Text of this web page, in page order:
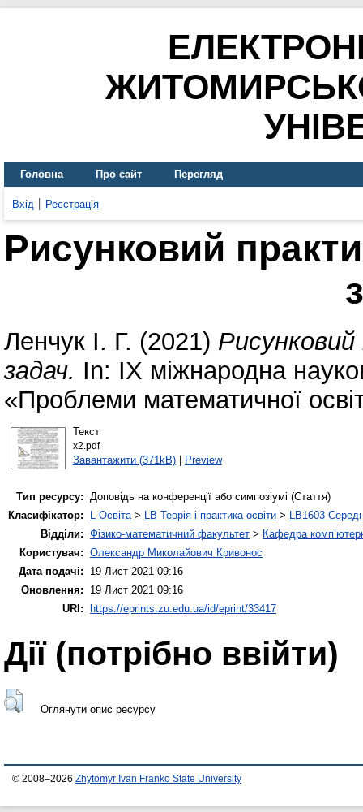
Головна Про сайт Перегляд
Вхід Реєстрація
Рисунковий
Ленчук І. Г. (2021)
задач. In: IX міжнародна
«Проблеми математичної
Текст
х2.pdf
Завантажити (371kB)| Preview
Тип ресурсу: Доповідь на конференції або симпозіумі (Стаття)
Класифікатор:
L Освіта> LB Теорія і практика освіти > LB1603
Відділи: Фізико-математичний факультет > Кафедра
Користувач: Олександр Миколайович Кривонос
Дата подачі:
19 Лист 2021 09:16
Оновлення:
19 Лист 2021 09:16
URI:
https://eprints.zu.edu.ua/id/eprint/33417
Дії ​​(потрібно ввійти)
Оглянути опис ресурсу
© 2008–2026 Zhytomyr Ivan Franko State University